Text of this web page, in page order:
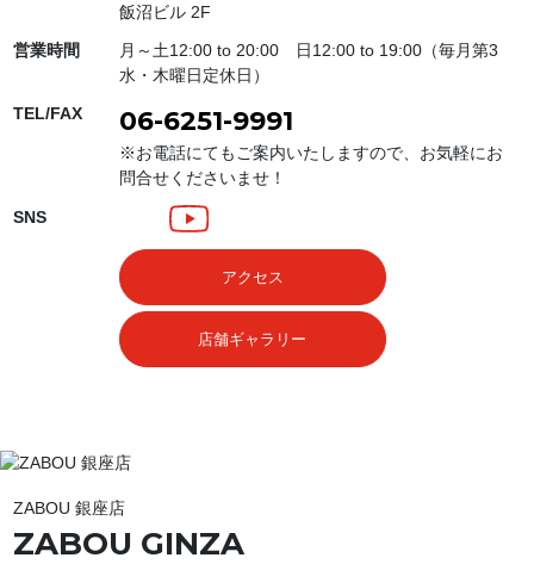
飯沼ビル 2F
営業時間
月～土12:00 to 20:00 日12:00 to 19:00（毎月第3
水・木曜日定休日）
TEL/FAX 06-6251-9991
※お電話にてもご案内いたしますので、お気軽にお
問合せくださいませ！
SNS
アクセス
店舗ギャラリー
ZABOU 銀座店
ZABOU GINZA